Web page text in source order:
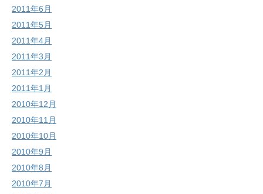
2011年6月
2011年5月
2011年4月
2011年3月
2011年2月
2011年1月
2010年12月
2010年11月
2010年10月
2010年9月
2010年8月
2010年7月